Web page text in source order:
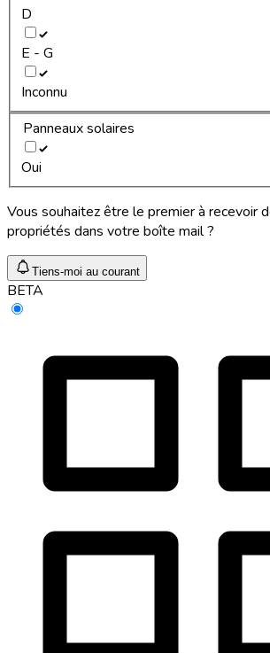
D
E - G
Inconnu
Panneaux solaires
Oui
Vous souhaitez être le premier à recevoir
propriétés dans votre boîte mail ?
Tiens-moi au courant
BETA